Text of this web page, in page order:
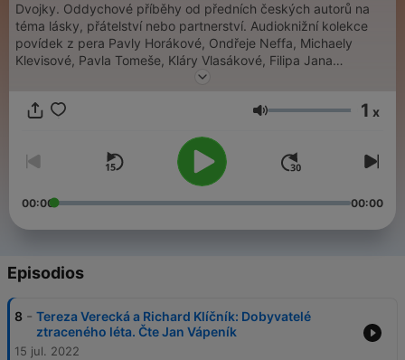
Dvojky. Oddychové příběhy od předních českých autorů na
téma lásky, přátelství nebo partnerství. Audioknižní kolekce
povídek z pera Pavly Horákové, Ondřeje Neffa, Michaely
Klevisové, Pavla Tomeše, Kláry Vlasákové, Filipa Jana
Zvolského, Terezy Verecké a Richarda Klíčníka. V interpretaci
pohodlně poslouchat v mobilní aplikaci mujRozhlas pro
iOS nebo na webu mujRozhlas.cz .
Volumen 1 x
00:00 00:00
Episodios
8 - Tereza Verecká a Richard Klíčník: Dobyvatelé
ztraceného léta. Čte Jan Vápeník
15 jul. 2022